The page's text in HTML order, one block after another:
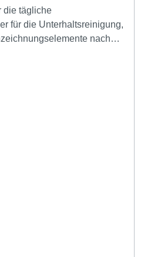
die tägliche
für die Unterhaltsreinigung,
nach